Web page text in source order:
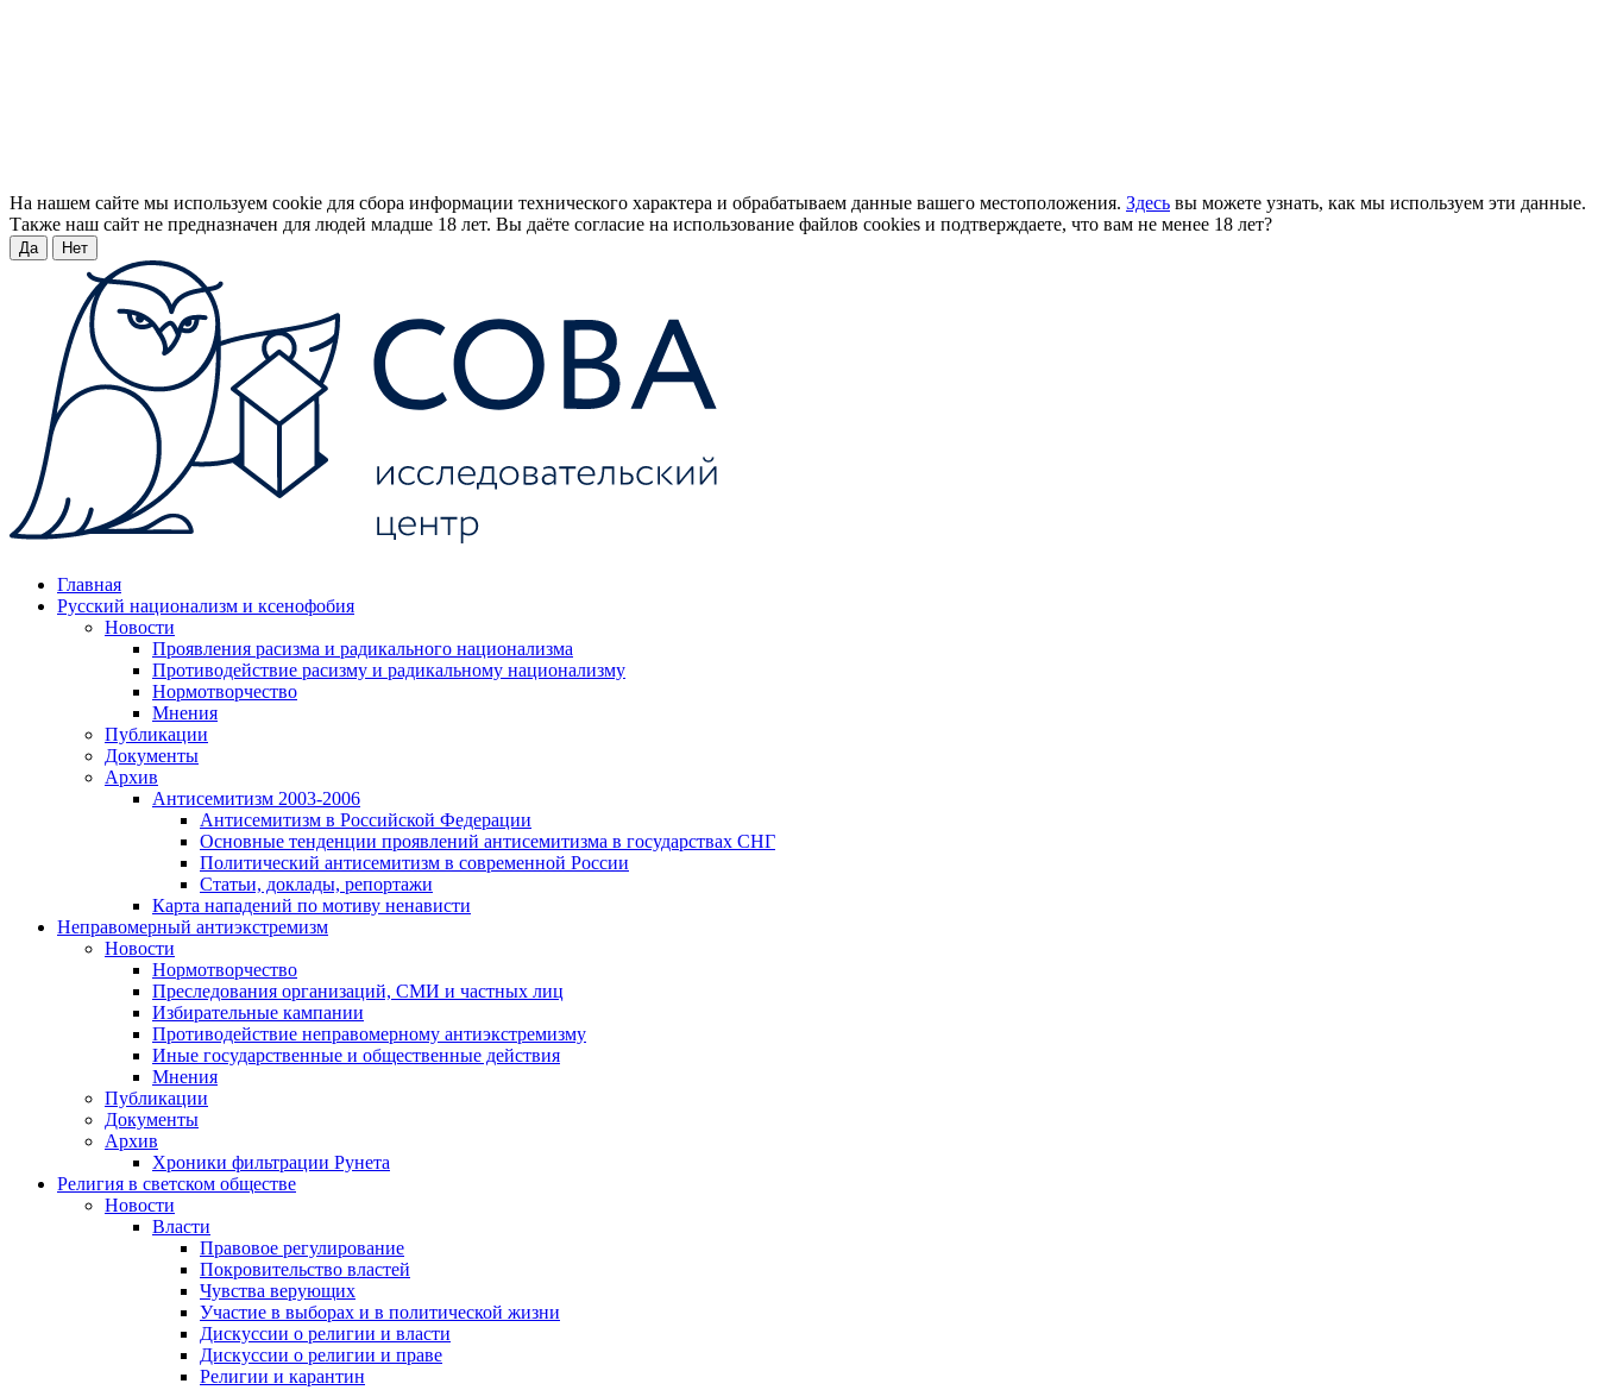
На нашем сайте мы используем cookie для сбора информации технического характера и обрабатываем данные вашего местоположения. Здесь вы можете узнать, как мы используем эти данные.
Также наш сайт не предназначен для людей младше 18 лет. Вы даёте согласие на использование файлов cookies и подтверждаете, что вам не менее 18 лет?
Да Нет
Главная
Русский национализм и ксенофобия
Новости
Проявления расизма и радикального национализма
Противодействие расизму и радикальному национализму
Нормотворчество
Мнения
Публикации
Документы
Архив
Антисемитизм 2003-2006
Антисемитизм в Российской Федерации
Основные тенденции проявлений антисемитизма в государствах СНГ
Политический антисемитизм в современной России
Статьи, доклады, репортажи
Карта нападений по мотиву ненависти
Неправомерный антиэкстремизм
Новости
Нормотворчество
Преследования организаций, СМИ и частных лиц
Избирательные кампании
Противодействие неправомерному антиэкстремизму
Иные государственные и общественные действия
Мнения
Публикации
Документы
Архив
Хроники фильтрации Рунета
Религия в светском обществе
Новости
Власти
Правовое регулирование
Покровительство властей
Чувства верующих
Участие в выборах и в политической жизни
Дискуссии о религии и власти
Дискуссии о религии и праве
Религии и карантин